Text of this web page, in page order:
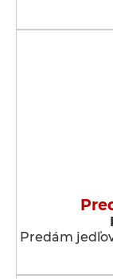
Predám